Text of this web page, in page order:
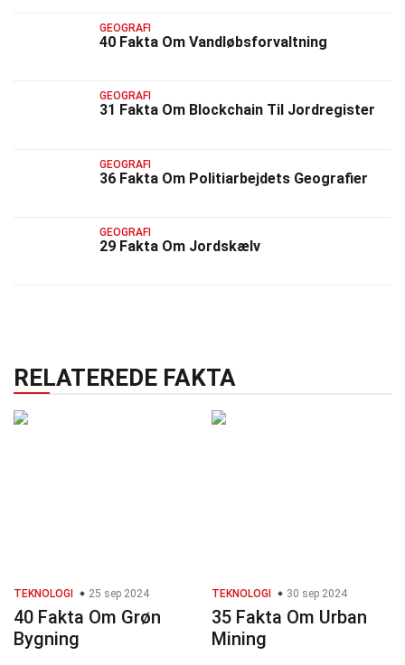
GEOGRAFI
40 Fakta Om Vandløbsforvaltning
GEOGRAFI
31 Fakta Om Blockchain Til Jordregister
GEOGRAFI
36 Fakta Om Politiarbejdets Geografier
GEOGRAFI
29 Fakta Om Jordskælv
RELATEREDE FAKTA
TEKNOLOGI 25 sep 2024
40 Fakta Om Grøn
Bygning
TEKNOLOGI 30 sep 2024
35 Fakta Om Urban
Mining